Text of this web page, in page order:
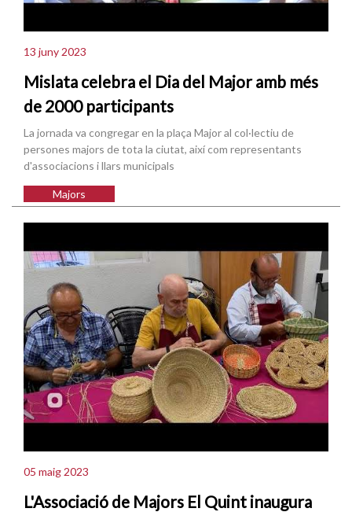
13 juny 2023
Mislata celebra el Dia del Major amb més
de 2000 participants
La jornada va congregar en la plaça Major al col·lectiu de
persones majors de tota la ciutat, així com representants
d'associacions i llars municipals
Majors
05 maig 2023
L'Associació de Majors El Quint inaugura